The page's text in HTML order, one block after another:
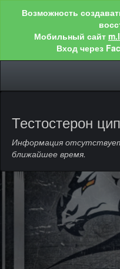
Возможность
Мобильный сайт
Вход через
Тестостерон
Информация
ближайшее время.